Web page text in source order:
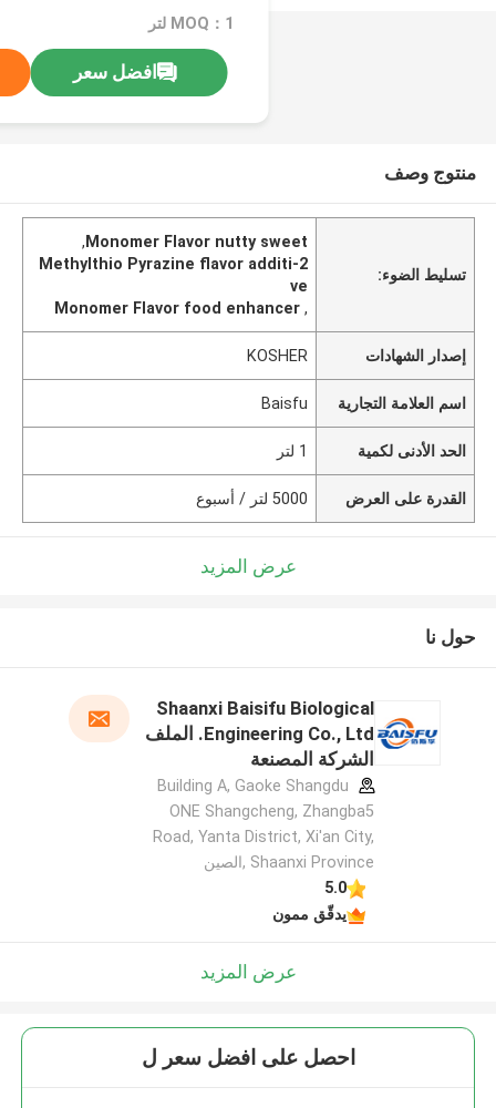
MOQ：1 لتر
افضل سعر
منتوج وصف
تسليط الضوء:
Monomer Flavor nutty sweet
,
2-Methylthio Pyrazine flavor additi
ve
,
Monomer Flavor food enhancer
إصدار الشهادات KOSHER
اسم العلامة التجارية Baisfu
الحد الأدنى لكمية 1 لتر
القدرة على العرض 5000 لتر / أسبوع
عرض المزيد
حول نا
Shaanxi Baisifu Biological
Engineering Co., Ltd. الملف
الشركة المصنعة
Building A, Gaoke Shangdu
ONE Shangcheng, Zhangba5
Road, Yanta District, Xi'an City,
Shaanxi Province ,الصين
5.0
يدقّق ممون
عرض المزيد
احصل على افضل سعر ل